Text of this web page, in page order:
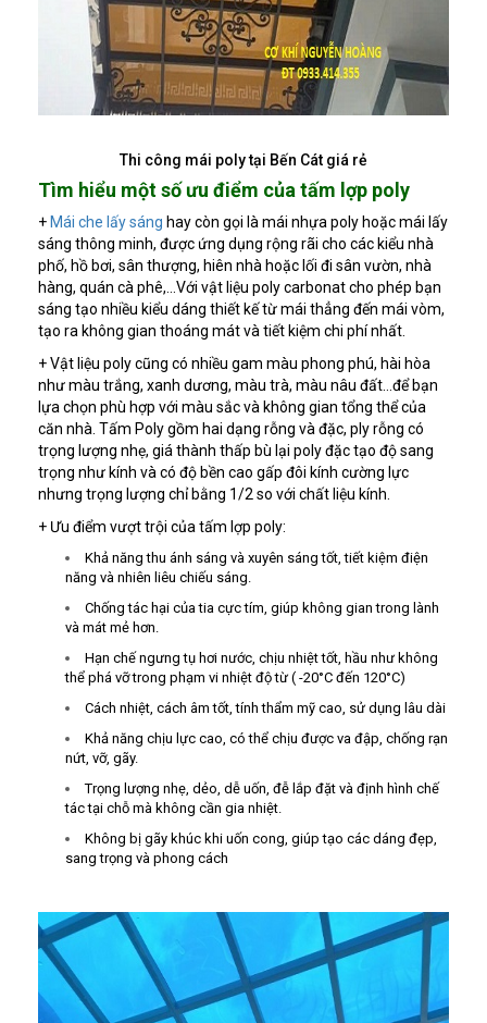
Thi công mái poly tại Bến Cát giá rẻ
Tìm hiểu một số ưu điểm của tấm lợp poly
+ Mái che lấy sáng hay còn gọi là mái nhựa poly hoặc mái lấy
sáng thông minh, được ứng dụng rộng rãi cho các kiểu nhà
phố, hồ bơi, sân thượng, hiên nhà hoặc lối đi sân vườn, nhà
hàng, quán cà phê,...Với vật liệu poly carbonat cho phép bạn
sáng tạo nhiều kiểu dáng thiết kế từ mái thẳng đến mái vòm,
tạo ra không gian thoáng mát và tiết kiệm chi phí nhất.
+ Vật liệu poly cũng có nhiều gam màu phong phú, hài hòa
như màu trắng, xanh dương, màu trà, màu nâu đất…để bạn
lựa chọn phù hợp với màu sắc và không gian tổng thể của
căn nhà. Tấm Poly gồm hai dạng rỗng và đặc, ply rỗng có
trọng lượng nhẹ, giá thành thấp bù lại poly đặc tạo độ sang
trọng như kính và có độ bền cao gấp đôi kính cường lực
nhưng trọng lượng chỉ bằng 1/2 so với chất liệu kính.
+ Ưu điểm vượt trội của tấm lợp poly:
Khả năng thu ánh sáng và xuyên sáng tốt, tiết kiệm điện
năng và nhiên liêu chiếu sáng.
Chống tác hại của tia cực tím, giúp không gian trong lành
và mát mẻ hơn.
Hạn chế ngưng tụ hơi nước, chịu nhiệt tốt, hầu như không
thể phá vỡ trong phạm vi nhiệt độ từ ( -20°C đến 120°C)
Cách nhiệt, cách âm tốt, tính thẩm mỹ cao, sử dụng lâu dài
Khả năng chịu lực cao, có thể chịu được va đập, chống rạn
nứt, vỡ, gãy.
Trọng lượng nhẹ, dẻo, dễ uốn, đễ lắp đặt và định hình chế
tác tại chỗ mà không cần gia nhiệt.
Không bị gãy khúc khi uốn cong, giúp tạo các dáng đẹp,
sang trọng và phong cách